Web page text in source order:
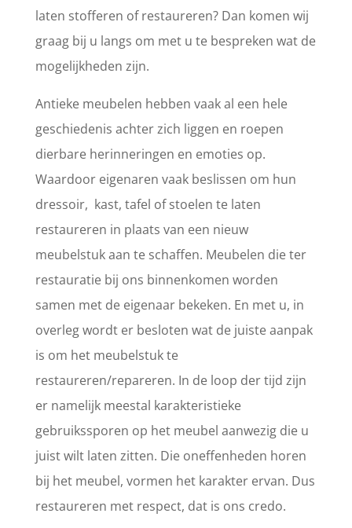
laten stofferen of restaureren? Dan komen wij
graag bij u langs om met u te bespreken wat de
mogelijkheden zijn.
Antieke meubelen hebben vaak al een hele
geschiedenis achter zich liggen en roepen
dierbare herinneringen en emoties op.
Waardoor eigenaren vaak beslissen om hun
dressoir, kast, tafel of stoelen te laten
restaureren in plaats van een nieuw
meubelstuk aan te schaffen. Meubelen die ter
restauratie bij ons binnenkomen worden
samen met de eigenaar bekeken. En met u, in
overleg wordt er besloten wat de juiste aanpak
is om het meubelstuk te
restaureren/repareren. In de loop der tijd zijn
er namelijk meestal karakteristieke
gebruikssporen op het meubel aanwezig die u
juist wilt laten zitten. Die oneffenheden horen
bij het meubel, vormen het karakter ervan. Dus
restaureren met respect, dat is ons credo.